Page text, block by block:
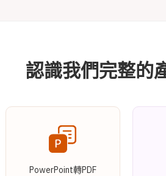
認識我們完整的
PowerPoint轉PDF